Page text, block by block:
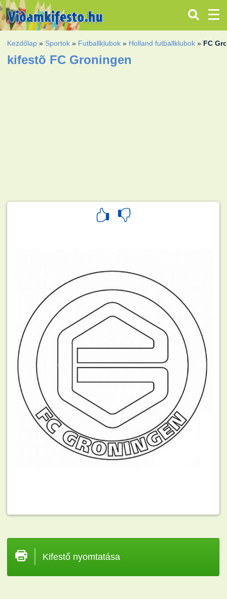
Kezdőlap » Sportok » Futballklubok » Holland futballklubok » FC
kifestõ FC Groningen
Kifestő nyomtatása